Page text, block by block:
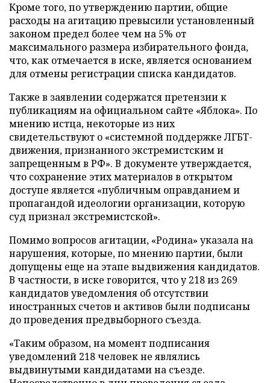
Кроме того, по утверждению партии, общие
расходы на агитацию превысили установленный
законом предел более чем на 5% от
максимального размера избирательного фонда,
что, как отмечается в иске, является основанием
для отмены регистрации списка кандидатов.
Также в заявлении содержатся претензии к
публикациям на официальном сайте «Яблока». По
мнению истца, некоторые из них
свидетельствуют о «системной поддержке ЛГБТ-
движения, признанного экстремистским и
запрещенным в РФ». В документе утверждается,
что сохранение этих материалов в открытом
доступе является «публичным оправданием и
пропагандой идеологии организации, которую
суд признал экстремистской».
Помимо вопросов агитации, «Родина» указала на
нарушения, которые, по мнению партии, были
допущены еще на этапе выдвижения кандидатов.
В частности, в иске говорится, что у 218 из 269
кандидатов уведомления об отсутствии
иностранных счетов и активов были подписаны
до проведения предвыборного съезда.
«Таким образом, на момент подписания
уведомлений 218 человек не являлись
выдвинутыми кандидатами на съезде.